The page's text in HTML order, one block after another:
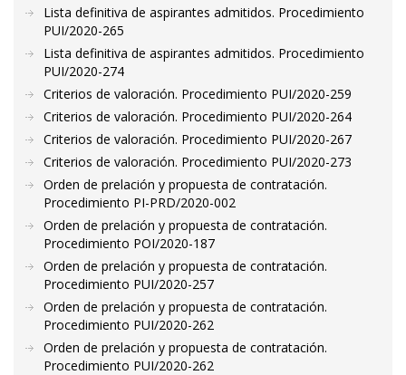
Lista definitiva de aspirantes admitidos. Procedimiento
PUI/2020-265
Lista definitiva de aspirantes admitidos. Procedimiento
PUI/2020-274
Criterios de valoración. Procedimiento PUI/2020-259
Criterios de valoración. Procedimiento PUI/2020-264
Criterios de valoración. Procedimiento PUI/2020-267
Criterios de valoración. Procedimiento PUI/2020-273
Orden de prelación y propuesta de contratación.
Procedimiento PI-PRD/2020-002
Orden de prelación y propuesta de contratación.
Procedimiento POI/2020-187
Orden de prelación y propuesta de contratación.
Procedimiento PUI/2020-257
Orden de prelación y propuesta de contratación.
Procedimiento PUI/2020-262
Orden de prelación y propuesta de contratación.
Procedimiento PUI/2020-262